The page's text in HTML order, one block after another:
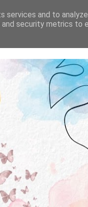
GŁÓWNA O MNIE
and to
security metrics to